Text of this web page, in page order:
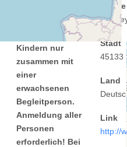
Anmeldung von
Kindern nur
zusammen mit
einer
erwachsenen
Begleitperson.
Anmeldung aller
Personen
erforderlich! Bei
Straße
Stadt
45133
Land
Link
http://